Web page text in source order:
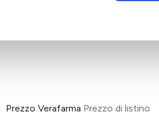
Prezzo Verafarma Prezzo di listino